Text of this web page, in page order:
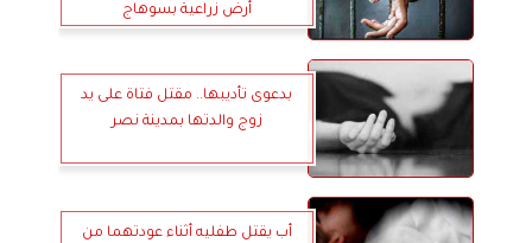
أرض زراعية بسوهاج
بدعوى تأديبها.. مقتل فتاة على يد
زوج والدتها بمدينة نصر
أب يقتل طفليه أثناء عودتهما من